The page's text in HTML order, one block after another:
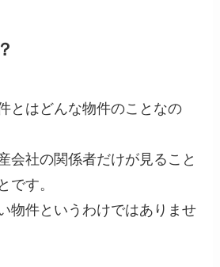
とはどんな物件のことなの
会社の関係者だけが見ること
です。
物件というわけではありませ